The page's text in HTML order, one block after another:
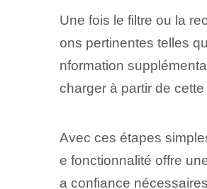
Une fois le filtre ou la
ons pertinentes telles
nformation
charger à partir de
Avec ces étapes
e fonctionnalité offre
a confiance